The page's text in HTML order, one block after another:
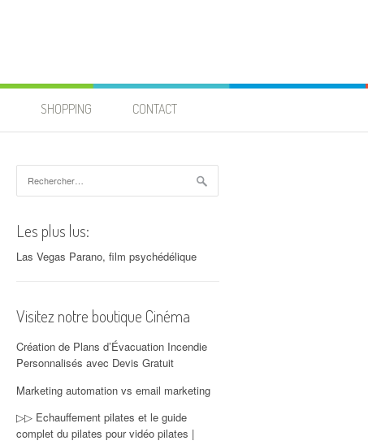
SHOPPING CONTACT
Les plus lus:
Las Vegas Parano, film psychédélique
Visitez notre boutique Cinéma
Création de Plans d’Évacuation Incendie
Personnalisés avec Devis Gratuit
Marketing automation vs email marketing
▷▷ Echauffement pilates et le guide
complet du pilates pour vidéo pilates |